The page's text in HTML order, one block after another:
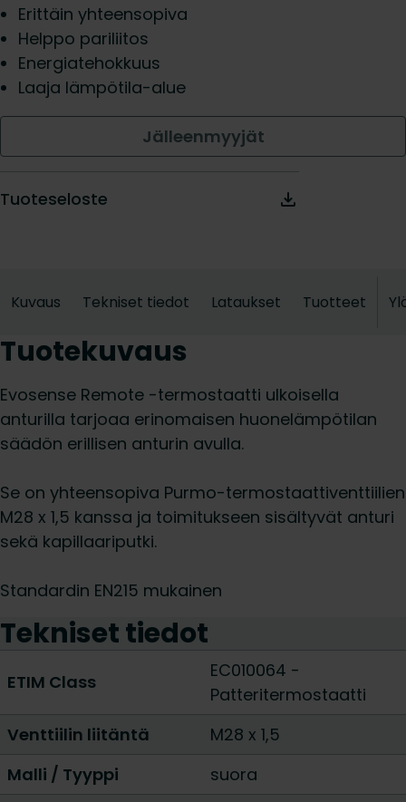
Erittäin yhteensopiva
Helppo pariliitos
Energiatehokkuus
Laaja lämpötila-alue
Jälleenmyyjät
Tuoteseloste
Kuvaus Tekniset tiedot Lataukset Tuotteet
Tuotekuvaus
Evosense Remote -termostaatti ulkoisella
anturilla tarjoaa erinomaisen huonelämpötilan
säädön erillisen anturin avulla.
Se on yhteensopiva Purmo-termostaattiventtiilien
M28 x 1,5 kanssa ja toimitukseen sisältyvät anturi
sekä kapillaariputki.
Standardin EN215 mukainen
Tekniset tiedot
ETIM Class
EC010064 -
Patteritermostaatti
Venttiilin liitäntä
M28 x 1,5
Malli / Tyyppi
suora